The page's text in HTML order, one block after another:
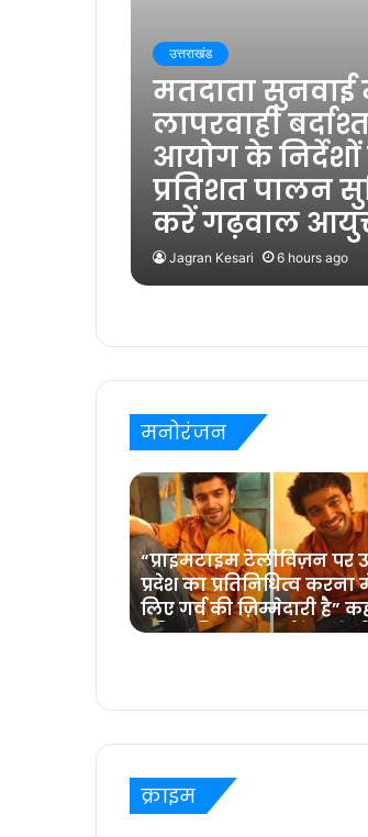
उत्तराखंड
मतदाता सुनवाई
लापरवाही
आयोग के
प्रतिशत पालन
करें गढ़वाल
Jagran Kesari 6 hours ago
मनोरंजन
“प्राइमटाइम टेलीविज़न पर
प्रदेश का प्रतिनिधित्व करना
लिए गर्व की ज़िम्मेदारी है”
प्रविष्ट मिश्रा, कलर्स के
क्राइम